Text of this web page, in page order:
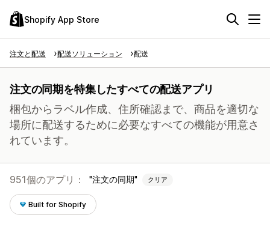
Shopify App Store
注文と配送 配送ソリューション 配送
注文の同期を特集したすべての配送アプリ
梱包からラベル作成、住所確認まで、商品を適切な
場所に配送するために必要なすべての機能が用意さ
れています。
951個のアプリ： 注文の同期 クリア
Built for Shopify